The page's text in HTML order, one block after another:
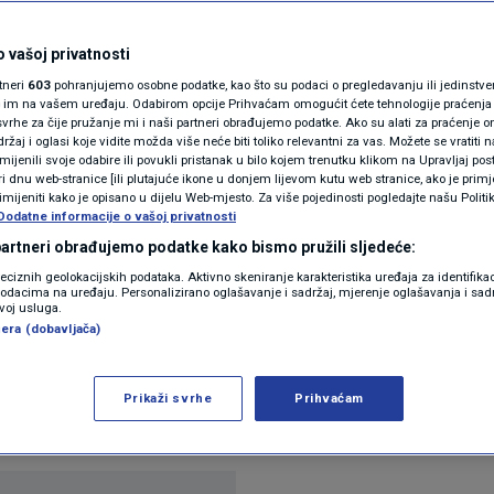
N1(DIS)INFO
FOTO
VIDEO
na dan finala
na kojem će se 25 zemalja boriti za
grupa Lelek, a uoči natjecanja, kao i
vašoj privatnosti
603 pohranjujemo osobne podatke, kao što su podaci o pregledavanju ili
na vašem uređaju. Odabirom opcije Prihvaćam omogućit ćete tehnologije praćenja
za čije pružanje mi i naši partneri obrađujemo podatke. Ako su alati za praćenje
i oglasi koje vidite možda više neće biti toliko relevantni za vas. Možete se vratiti
svoje odabire ili povukli pristanak u bilo kojem trenutku klikom na Upravljaj
dnu web-stranice [ili plutajuće ikone u donjem lijevom kutu web stranice, ako je
kako je opisano u dijelu Web-mjesto. Za više pojedinosti pogledajte našu
informacije o vašoj privatnosti
obrađujemo podatke kako bismo pružili sljedeće:
geolokacijskih podataka. Aktivno skeniranje karakteristika uređaja za
na uređaju. Personalizirano oglašavanje i sadržaj, mjerenje oglašavanja i
usluga.
(dobavljača)
Prikaži svrhe Prihvaćam